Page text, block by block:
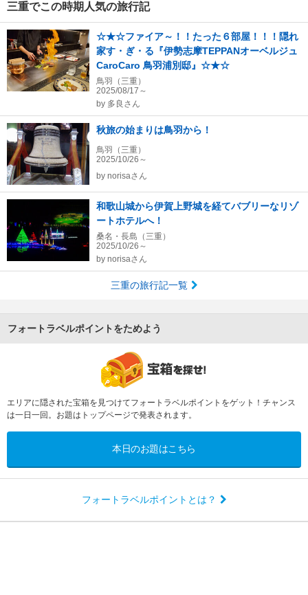
三重でこの時期人気の旅行記
☆★☆ファイア～！！たった６部屋！！！隠れ
家す・ぎ・る『伊勢志摩TEPPANオーベルジュ
CaroCaro 鳥羽浦別邸』☆★☆
鳥羽（三重）
2025/08/17～
by 多良さん
秋旅の始まりは鳥羽から！
鳥羽（三重）
2025/10/26～
by norisaさん
和歌山城から伊賀上野城を経てバブリーなリゾ
ートホテルへ！
桑名・長島（三重）
2025/10/26～
by norisaさん
三重の旅行記一覧
フォートラベルポイントをためよう
エリアに隠された宝箱を見つけてフォートラベルポイントをゲット！チャンス
は一日一回。お題はトップページで発表されます。
本日のお題はこちら
フォートラベルポイントとは？